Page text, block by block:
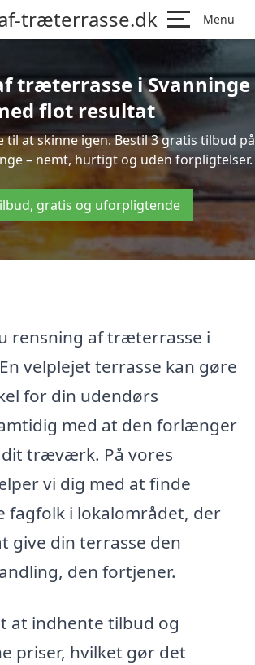
træterrasse.dk Menu
træterrasse i Svanninge
flot resultat
at skinne igen. Bestil 3 gratis tilbud på
– nemt, hurtigt og uden forpligtelser.
gratis og uforpligtende
rensning af træterrasse i
velplejet terrasse kan gøre
for din udendørs
med at den forlænger
træværk. På vores
vi dig med at finde
fagfolk i lokalområdet, der
give din terrasse den
den fortjener.
at indhente tilbud og
priser, hvilket gør det